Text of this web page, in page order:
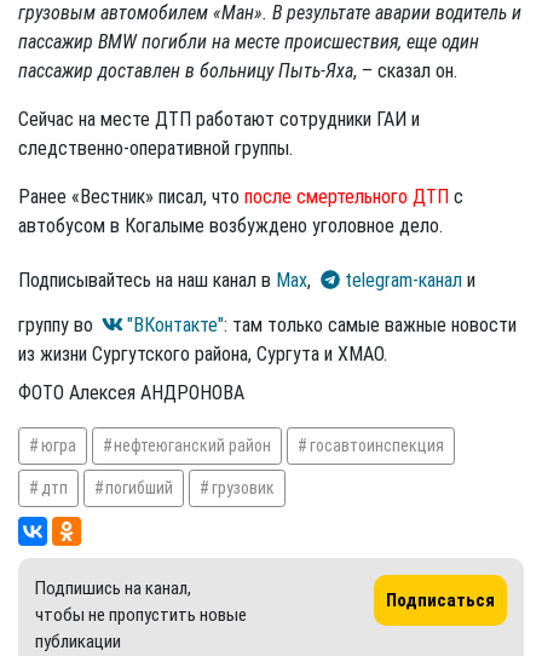
грузовым автомобилем «Ман». В результате аварии водитель и
пассажир BMWпогибли на месте происшествия, еще один
пассажир доставлен в больницу Пыть-Яха, – сказал он.
Сейчас на месте ДТП работают сотрудники ГАИ и
следственно-оперативной группы.
Ранее «Вестник» писал, что после смертельного ДТП с
автобусом в Когалыме возбуждено уголовное дело.
Подписывайтесь на наш канал в Max, telegram-канал и
группу во
"ВКонтакте": там только самые важные новости
из жизни Сургутского района, Сургута и ХМАО.
ФОТО Алексея АНДРОНОВА
югра нефтеюганский район госавтоинспекция
дтп погибший грузовик
Подпишись на канал,
чтобы не пропустить новые
публикации
Подписаться